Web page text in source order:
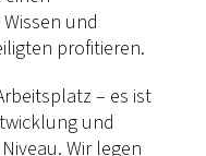
und
profitieren.
– es ist
und
Wir legen